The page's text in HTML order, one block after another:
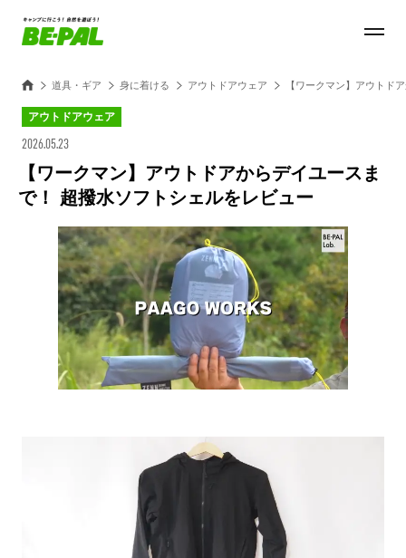
道具・ギア 身に着ける アウトドアウェア 【ワークマン】アウトド
アウトドアウェア
2026.05.23
【ワークマン】アウトドアからデイユースま
で！ 超撥水ソフトシェルをレビュー